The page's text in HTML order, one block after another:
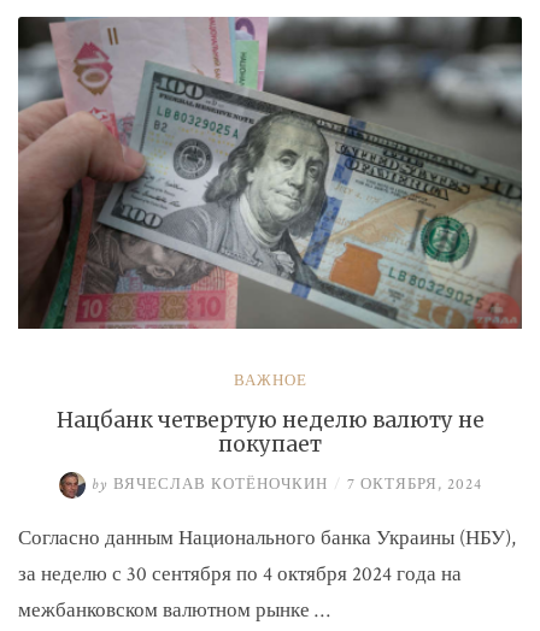
зерновые
культуры»
ВАЖНОЕ
Нацбанк четвертую неделю валюту не
покупает
by ВЯЧЕСЛАВ КОТЁНОЧКИН / 7 ОКТЯБРЯ, 2024
Согласно данным Национального банка Украины (НБУ),
за неделю с 30 сентября по 4 октября 2024 года на
межбанковском валютном рынке …